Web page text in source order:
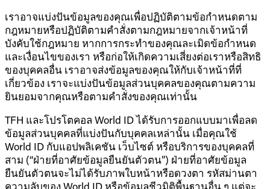
เราอาจแบ่งปันข้อมูลของคุณเพื่อปฏิบัติตามข้อกำหนดตาม
กฎหมายหรือปฏิบัติตามคำสั่งตามกฎหมายจากเจ้าหน้าที่
บังคับใช้กฎหมาย หากการกระทำของคุณละเมิดข้อกำหนด
และเงื่อนไขของเรา หรือก่อให้เกิดความเสี่ยงต่อเราหรือสิทธิ
ของบุคคลอื่น เราอาจส่งข้อมูลของคุณให้กับเจ้าหน้าที่ที่
เกี่ยวข้อง เราจะแบ่งปันข้อมูลส่วนบุคคลของคุณตามความ
ยินยอมจากคุณหรือตามคำสั่งของคุณเท่านั้น
TFH และโปรโตคอล World ID ได้รับการออกแบบมาเพื่อลด
ข้อมูลส่วนบุคคลที่แบ่งปันกับบุคคลเหล่านั้น เมื่อคุณใช้
World ID กับแอปพลิเคชัน เว็บไซต์ หรือบริการของบุคคลที่
สาม (“ฝ่ายที่อาศัยข้อมูลยืนยันตัวตน”) ฝ่ายที่อาศัยข้อมูล
ยืนยันตัวตนจะไม่ได้รับภาพใบหน้าหรือดวงตา รหัสม่านตา
ความลับของ World ID หรือข้อมูลชีวมิติพื้นฐานอื่น ๆ แต่จะ